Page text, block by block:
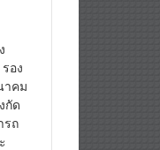
อง
าคม
กัด
รถ